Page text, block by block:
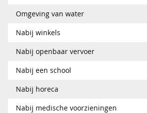
Omgeving van water
Nabij winkels
Nabij openbaar vervoer
Nabij een school
Nabij horeca
Nabij medische voorzieningen